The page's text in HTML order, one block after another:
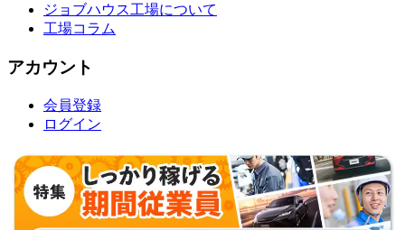
ジョブハウス工場について
工場コラム
アカウント
会員登録
ログイン